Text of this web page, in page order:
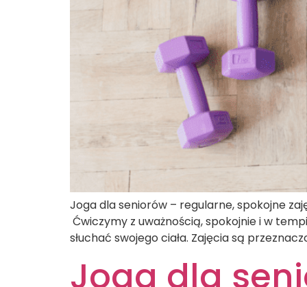
Joga dla seniorów – regularne, spokojne
Ćwiczymy z uważnością, spokojnie i w
słuchać swojego ciała. Zajęcia są
Joga dla